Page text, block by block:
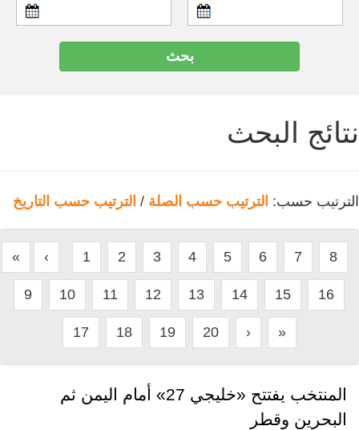
نتائج البحث
الترتيب حسب: الترتيب حسب الصلة / الترتيب حسب التاريخ
« ‹ 1 2 3 4 5 6 7 8
9 10 11 12 13 14 15 16
17 18 19 20 › »
المنتخب يفتتح «خليجي 27» أمام اليمن ثم
البحرين وقطر